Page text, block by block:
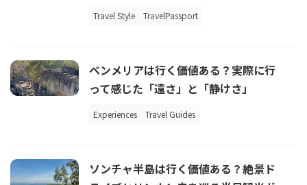
Travel Style TravelPassport
ベンメリアは行く価値ある？実際に行
って感じた「遠さ」と「静けさ」
Experiences Travel Guides
ソンチャ半島は行く価値ある？絶景ド